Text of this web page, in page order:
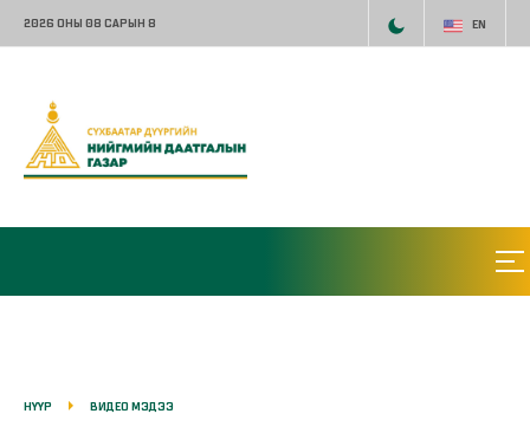
2026 ОНЫ 08 САРЫН 8 EN
НҮҮР ВИДЕО МЭДЭЭ